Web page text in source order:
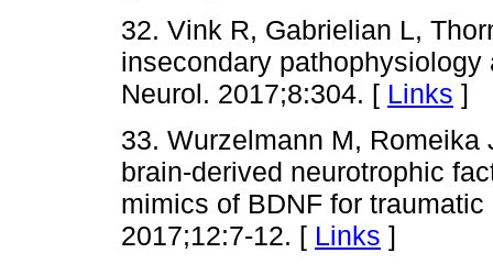
32. Vink R, Gabrielian L,
insecondary
Neurol. 2017;8:304. [ Links ]
33. Wurzelmann M,
brain-derived neurotrophic
mimics of BDNF for
2017;12:7-12. [ Links ]